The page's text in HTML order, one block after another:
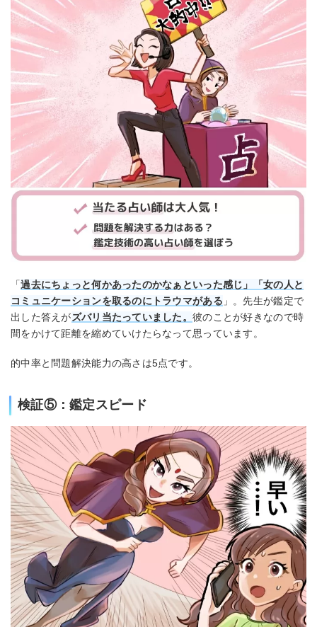
「過去にちょっと何かあったのかなぁといった感じ」「女の人と
コミュニケーションを取るのにトラウマがある 」。先生が鑑定で
出した答えがズバリ当たっていました。彼のことが好きなので時
間をかけて距離を縮めていけたらなって思っています。
的中率と問題解決能力の高さは5点です。
検証⑤：鑑定スピード